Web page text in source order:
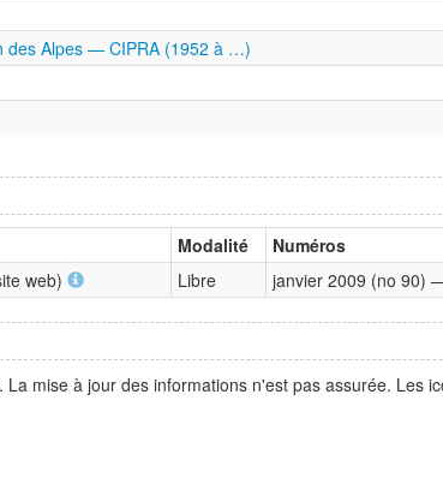
des Alpes — CIPRA (1952 à …)
Modalité Numéros
web) Libre janvier 2009 (no 90)
mise à jour des informations n'est pas assurée. Les